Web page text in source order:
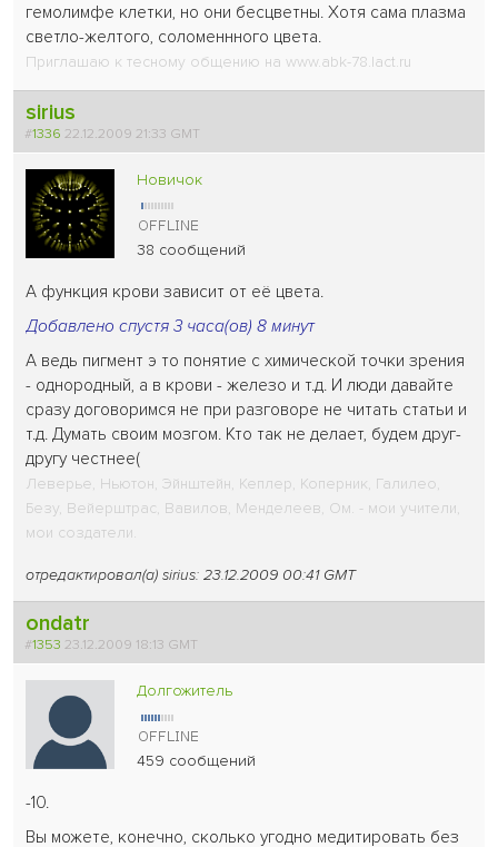
гемолимфе клетки, но они бесцветны. Хотя сама плазма
светло-желтого, соломеннного цвета.
Приглашаю к тесному общению на www.abk-78.lact.ru
sirius
#1336 22.12.2009 21:33 GMT
Новичок
38 сообщений
А функция крови зависит от её цвета.
Добавлено спустя 3 часа(ов) 8 минут
А ведь пигмент э то понятие с химической точки зрения
- однородный, а в крови - железо и т.д. И люди давайте
сразу договоримся не при разговоре не читать статьи и
т.д. Думать своим мозгом. Кто так не делает, будем друг-
другу честнее(
Леверье, Ньютон, Эйнштейн, Кеплер, Коперник, Галилео,
Безу, Вейерштрас, Вавилов, Менделеев, Ом. - мои учители,
мои создатели.
отредактировал(а) sirius: 23.12.2009 00:41 GMT
ondatr
#1353 23.12.2009 18:13 GMT
Долгожитель
459 сообщений
-10.
Вы можете, конечно, сколько угодно медитировать без